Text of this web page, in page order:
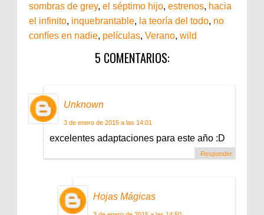
sombras de grey, el séptimo hijo, estrenos, hacia
el infinito, inquebrantable, la teoría del todo, no
confíes en nadie, películas, Verano, wild
5 COMENTARIOS:
Unknown
3 de enero de 2015 a las 14:01
excelentes adaptaciones para este año :D
Responder
Hojas Mágicas